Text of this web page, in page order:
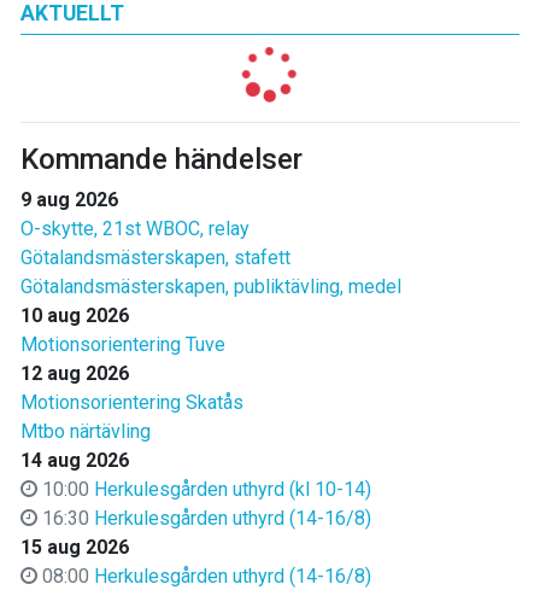
AKTUELLT
Kommande händelser
9 aug 2026
O-skytte, 21st WBOC, relay
Götalandsmästerskapen, stafett
Götalandsmästerskapen, publiktävling, medel
10 aug 2026
Motionsorientering Tuve
12 aug 2026
Motionsorientering Skatås
Mtbo närtävling
14 aug 2026
10:00 Herkulesgården uthyrd (kl 10-14)
16:30 Herkulesgården uthyrd (14-16/8)
15 aug 2026
08:00 Herkulesgården uthyrd (14-16/8)